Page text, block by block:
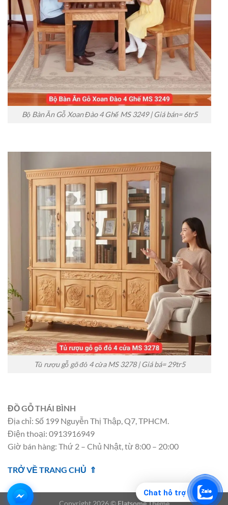
Chat hỗ trợ
Bộ Bàn Ăn Gỗ Xoan Đào 4 Ghế MS 3249 | Giá bán= 6tr5
Tủ rượu gỗ gõ đỏ 4 cửa MS 3278 | Giá bá= 29tr5
ĐỒ GỖ THÁI BÌNH
Địa chỉ: Số 199 Nguyễn Thị Thập, Q7, TPHCM.
Điện thoại: 0913916949
Giờ bán hàng: Thứ 2 – Chủ Nhật, từ 8:00 – 20:00
TRỞ VỀ TRANG CHỦ ⇑
Copyright 2026 © Flatsome Theme